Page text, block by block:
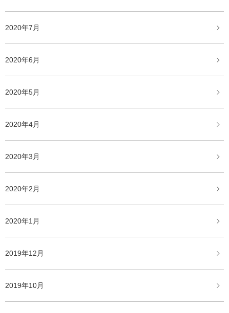
2020年7月
2020年6月
2020年5月
2020年4月
2020年3月
2020年2月
2020年1月
2019年12月
2019年10月